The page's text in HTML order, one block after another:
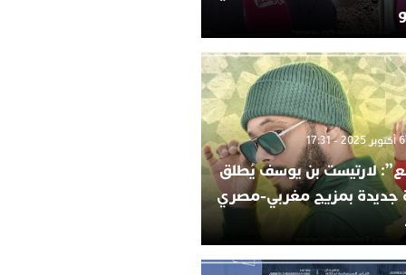
لارتيست بن يوسف يُطلق
جديدة بمزيج مغربي-مصري